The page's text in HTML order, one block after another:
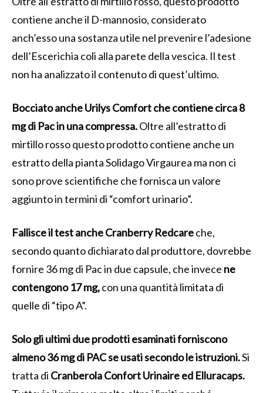
contiene anche il D-mannosio, considerato
anch’esso una sostanza utile nel prevenire l’adesione
dell’Escerichia coli alla parete della vescica. Il test
non ha analizzato il contenuto di quest’ultimo.
Bocciato anche Urilys Comfort che contiene circa 8
mg di Pac in una compressa.Oltre all’estratto di
mirtillo rosso questo prodotto contiene anche un
estratto della pianta Solidago Virgaurea ma non ci
sono prove scientifiche che fornisca un valore
aggiunto in termini di “comfort urinario”.
Fallisce il test anche Cranberry Redcareche,
secondo quanto dichiarato dal produttore, dovrebbe
fornire 36 mg di Pac in due capsule, che invece ne
contengono 17 mg,con una quantità limitata di
quelle di “tipo A”.
Solo gli ultimi due prodotti esaminati forniscono
almeno 36 mg di PAC se usati secondo le istruzioni.Si
tratta di Cranberola Confort Urinaire ed Elluracaps.